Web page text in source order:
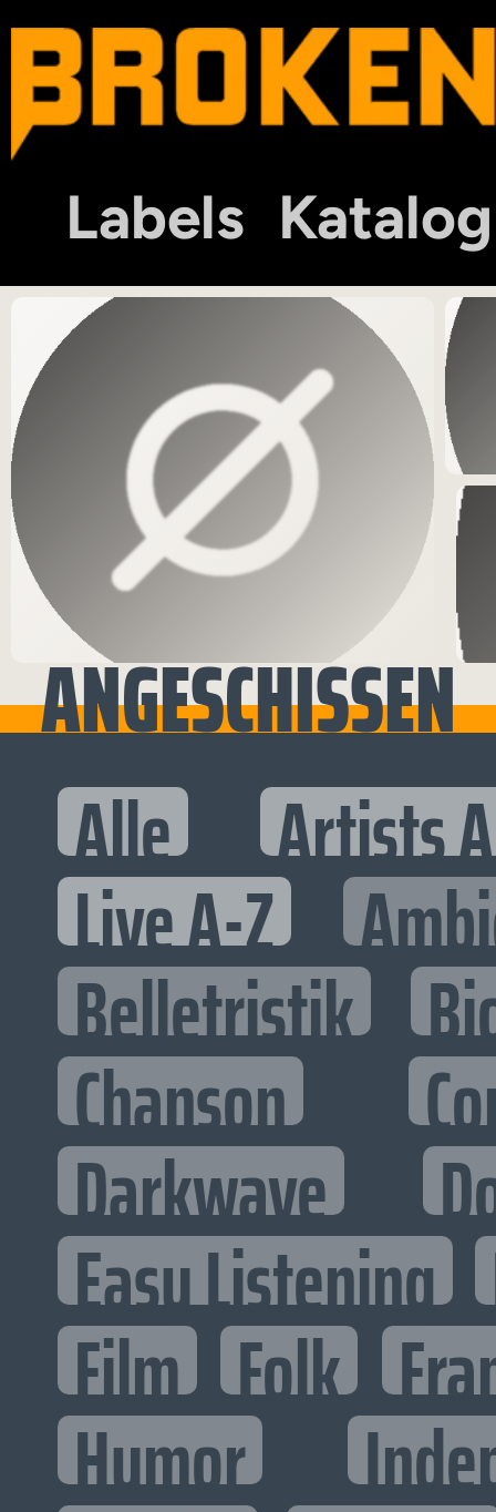
Labels Katalog
ANGESCHISSEN
Alle Artists
Live A-Z
Belletristik
Chanson
Darkwave
Easy Listening
Film Folk
Humor